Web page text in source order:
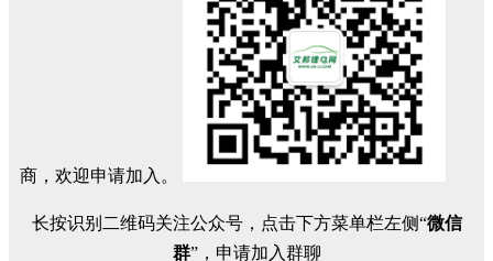
商，欢迎申请加入。
长按识别二维码关注公众号，点击下方菜单栏左侧“微信
群”，申请加入群聊